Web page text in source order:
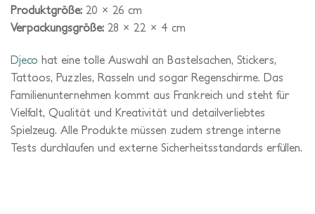
Produktgröße: 20 × 26 cm
Verpackungsgröße: 28 × 22 × 4 cm
Djeco hat eine tolle Auswahl an Bastelsachen, Stickers,
Tattoos, Puzzles, Rasseln und sogar Regenschirme. Das
Familienunternehmen kommt aus Frankreich und steht für
Vielfalt, Qualität und Kreativität und detailverliebtes
Spielzeug. Alle Produkte müssen zudem strenge interne
Tests durchlaufen und externe Sicherheitsstandards erfüllen.